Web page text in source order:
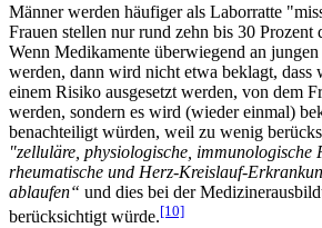
Männer werden häufiger als Laborratte
Frauen stellen nur rund zehn bis 30 Prozent
Wenn Medikamente überwiegend an
werden, dann wird nicht etwa beklagt, dass
einem Risiko ausgesetzt werden, von dem
werden, sondern es wird (wieder einmal)
benachteiligt würden, weil zu wenig
"zelluläre, physiologische, immunologische
rheumatische und Herz-Kreislauf-
ablaufen“ und dies bei der
berücksichtigt würde.[10]